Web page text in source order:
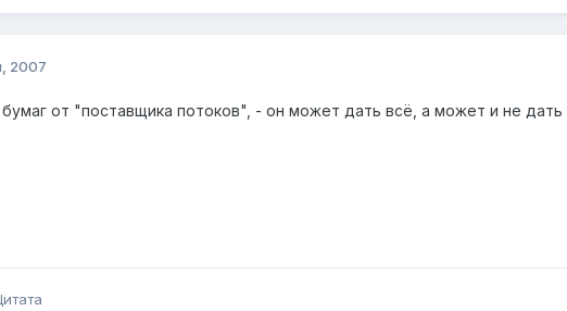
2007
бумаг от "поставщика потоков", - он может дать всё, а может и не дать